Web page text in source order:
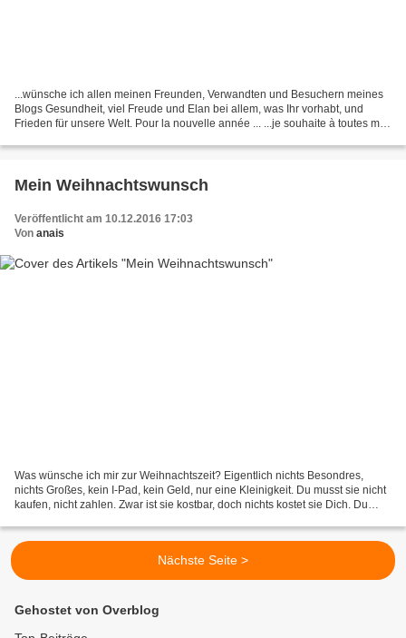
...wünsche ich allen meinen Freunden, Verwandten und Besuchern meines
Blogs Gesundheit, viel Freude und Elan bei allem, was Ihr vorhabt, und
Frieden für unsere Welt. Pour la nouvelle année ... ...je souhaite à toutes mes
Mein Weihnachtswunsch
Veröffentlicht am 10.12.2016 17:03
Von anais
Was wünsche ich mir zur Weihnachtszeit? Eigentlich nichts Besondres,
nichts Großes, kein I-Pad, kein Geld, nur eine Kleinigkeit. Du musst sie nicht
kaufen, nicht zahlen. Zwar ist sie kostbar, doch nichts kostet sie Dich. Du
Nächste Seite >
Gehostet von Overblog